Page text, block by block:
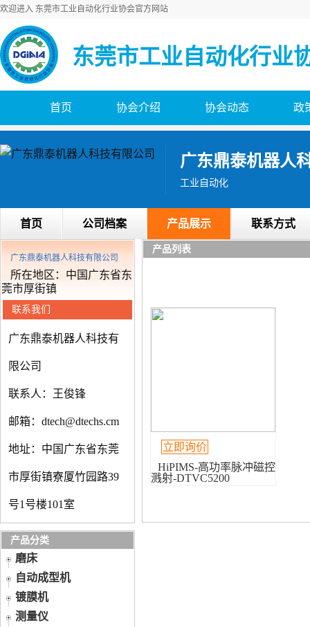
欢迎进入 东莞市工业自动化行业协会官方网站
东莞市工业自动化行业
首页 协会介绍 协会动态 政
广东鼎泰机器人
工业自动化
首页 公司档案 产品展示 联系方式
广东鼎泰机器人科技有限公司
所在地区：中国广东省东
莞市厚街镇
联系我们
广东鼎泰机器人科技有
限公司
联系人：王俊锋
邮箱：dtech@dtechs.cm
地址：中国广东省东莞
市厚街镇寮厦竹园路39
号1号楼101室
产品分类
磨床
自动成型机
镀膜机
测量仪
产品列表
立即询价
HiPIMS-高功率脉冲磁控
溅射-DTVC5200